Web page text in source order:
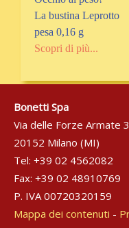
La bustina Leprotto
pesa 0,16 g
Scopri di più...
Bonetti Spa
Via delle Forze Armate
20152 Milano (MI)
Tel: +39 02 4562082
Fax: +39 02 48910769
P. IVA 00720320159
Mappa dei contenuti -